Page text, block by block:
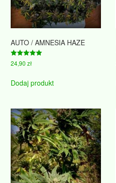
AUTO / AMNESIA HAZE
Oceniono
5.00
24,90zł
Dodaj produkt